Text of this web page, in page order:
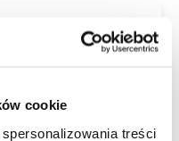
cookie
treści